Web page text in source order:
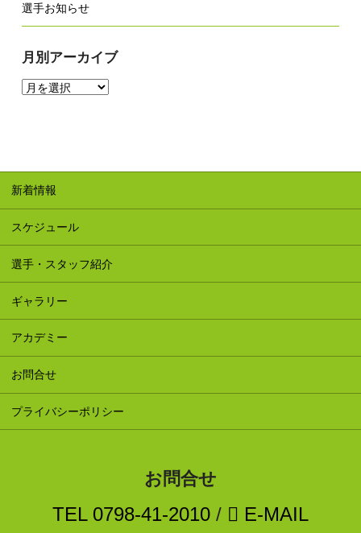
選手お知らせ
月別アーカイブ
新着情報
スケジュール
選手・スタッフ紹介
ギャラリー
アカデミー
お問合せ
プライバシーポリシー
お問合せ
TEL 0798-41-2010 / E-MAIL